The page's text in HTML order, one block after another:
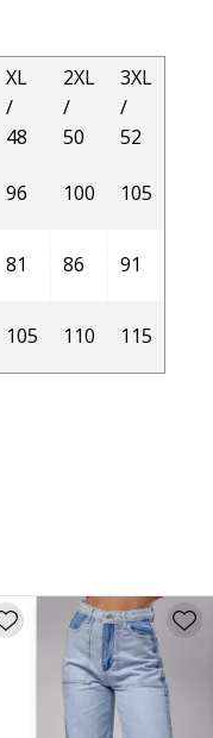
XL
/
48
2XL
/
50
3XL
/
52
96 100 105
81 86 91
105 110 115